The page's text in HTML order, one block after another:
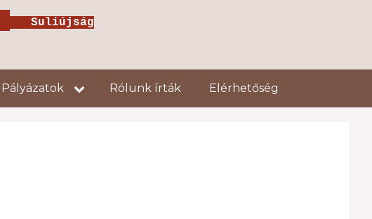
Suliújság
Pályázatok Rólunk írták Elérhetőség